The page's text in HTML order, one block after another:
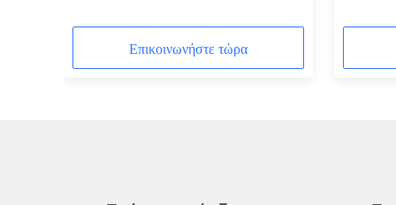
25mA
Επικοινωνήστε τώρα